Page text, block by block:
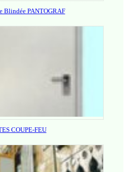
Blindée PANTOGRAF
COUPE-FEU